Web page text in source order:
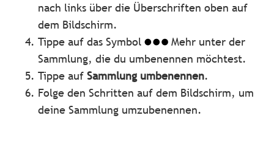
nach links über die Überschriften oben auf
dem Bildschirm.
Tippe auf das Symbol
Mehr unter der
Sammlung, die du umbenennen möchtest.
Tippe aufSammlung umbenennen.
Folge den Schritten auf dem Bildschirm, um
deine Sammlung umzubenennen.